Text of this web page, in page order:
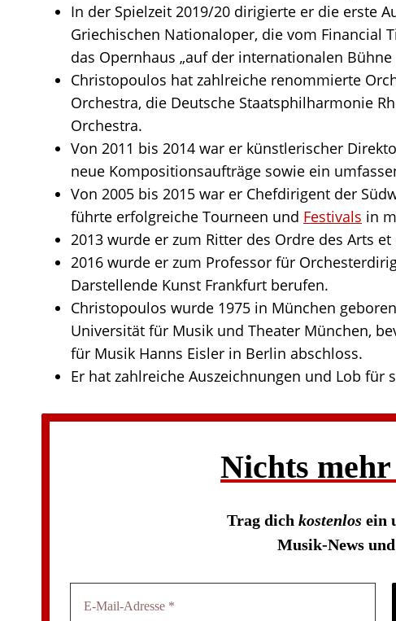
In der Spielzeit 2019/20 dirigierte er die erste
Griechischen Nationaloper, die vom Financial
das Opernhaus „auf der internationalen Bühne
Christopoulos hat zahlreiche renommierte
Orchestra, die Deutsche Staatsphilharmonie
Orchestra.
Von 2011 bis 2014 war er künstlerischer
neue Kompositionsaufträge sowie ein
Von 2005 bis 2015 war er Chefdirigent der
führte erfolgreiche Tourneen und Festivals in
2013 wurde er zum Ritter des Ordre des Arts
2016 wurde er zum Professor für
Darstellende Kunst Frankfurt berufen.
Christopoulos wurde 1975 in München
Universität für Musik und Theater München,
für Musik Hanns Eisler in Berlin abschloss.
Er hat zahlreiche Auszeichnungen und Lob für
Nichts mehr
Trag dichkostenlosein
Musik-News